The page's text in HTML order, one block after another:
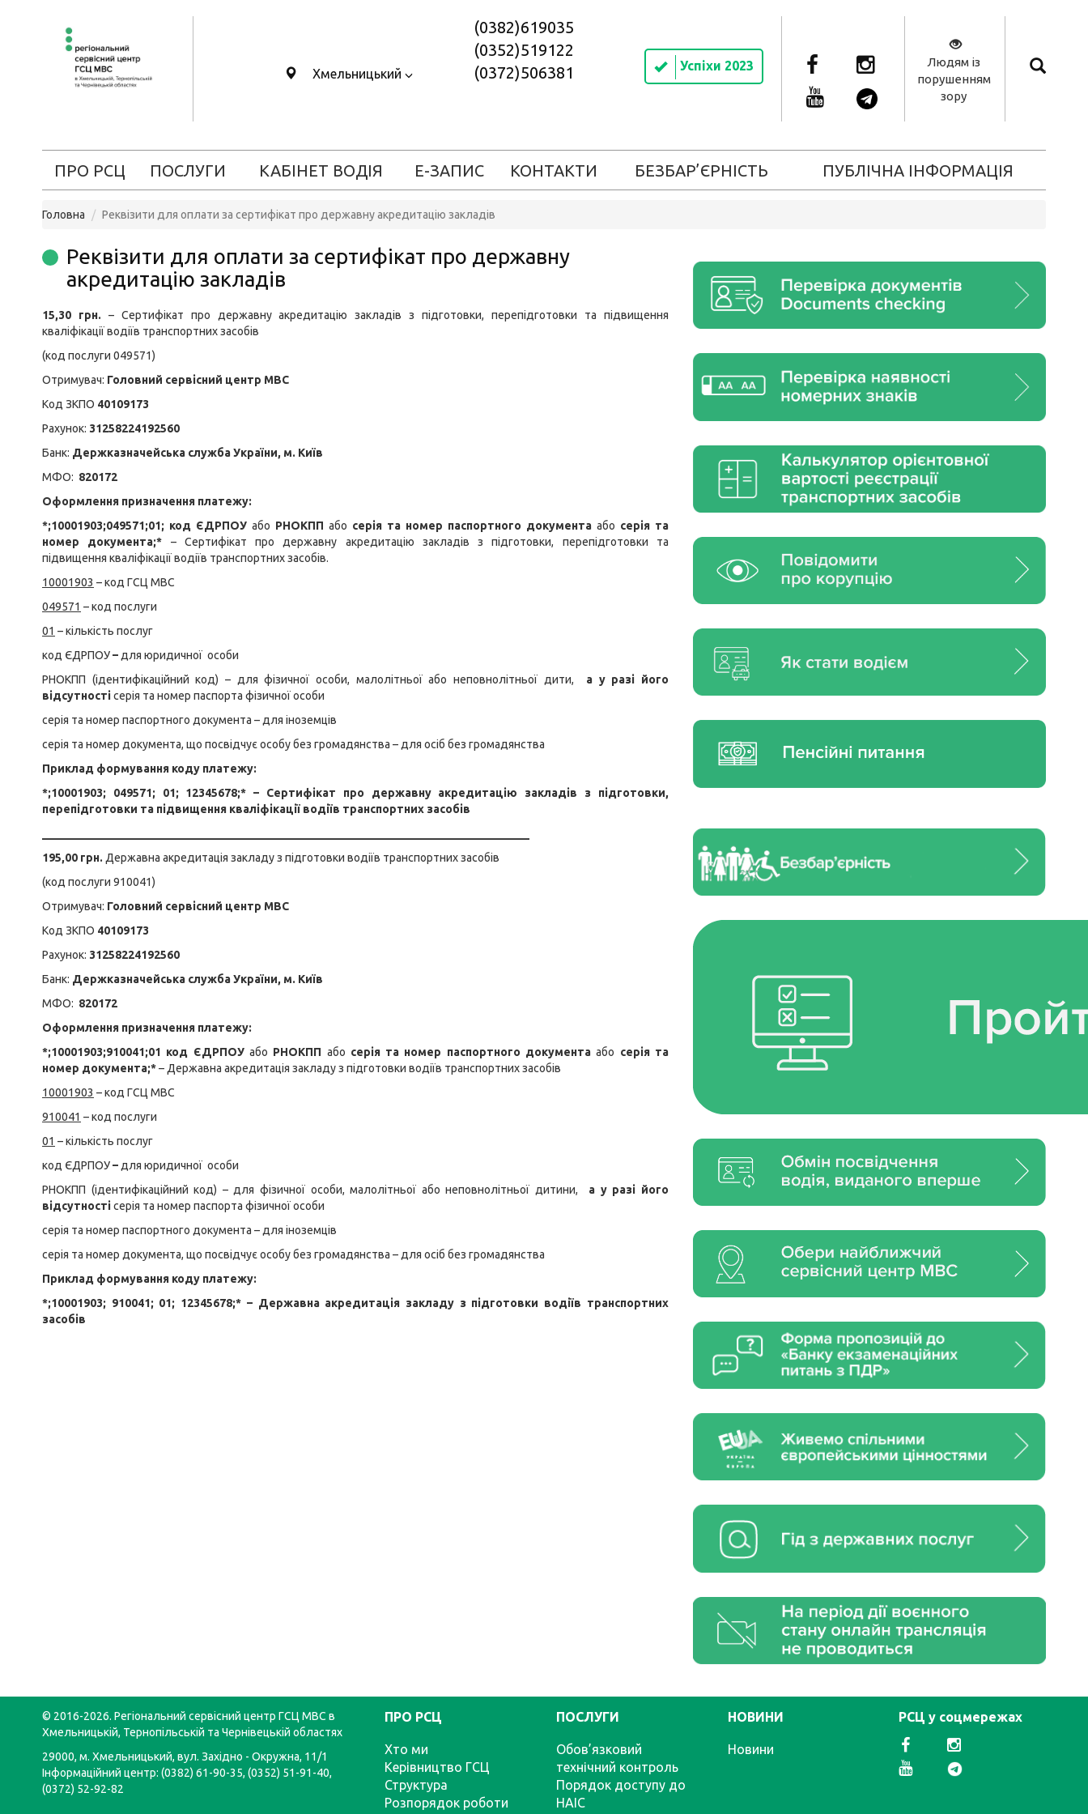
Хмельницький
(0382)619035
(0352)519122
(0372)506381
Успіхи 2023
Людям із
порушенням
зору
ПРО РСЦ ПОСЛУГИ КАБІНЕТ ВОДІЯ Е-ЗАПИС КОНТАКТИ БЕЗБАР’ЄРНІСТЬ ПУБЛІЧНА ІНФОРМАЦІЯ
Головна Реквізити для оплати за сертифікат про державну акредитацію закладів
Реквізити для оплати за сертифікат про державну
акредитацію закладів
15,30 грн. – Сертифікат про державну акредитацію закладів з підготовки, перепідготовки та підвищення
кваліфікації водіїв транспортних засобів
(код послуги 049571)
Отримувач: Головний сервісний центр МВС
Код ЗКПО 40109173
Рахунок: 31258224192560
Банк: Держказначейська служба України, м. Київ
МФО: 820172
Оформлення призначення платежу:
*;10001903;049571;01; код ЄДРПОУ або РНОКПП або серія та номер паспортного документаабо серія та
номер документа;* – Сертифікат про державну акредитацію закладів з підготовки, перепідготовки та
підвищення кваліфікації водіїв транспортних засобів.
10001903 – код ГСЦ МВС
049571 – код послуги
01 – кількість послуг
код ЄДРПОУ– для юридичної особи
РНОКПП (ідентифікаційний код) – для фізичної особи, малолітньої або неповнолітньої дити, а у разі його
відсутностісерія та номер паспорта фізичної особи
серія та номер паспортного документа – для іноземців
серія та номер документа, що посвідчує особу без громадянства – для осіб без громадянства
Приклад формування коду платежу:
*;10001903; 049571; 01; 12345678;* – Сертифікат про державну акредитацію закладів з підготовки,
перепідготовки та підвищення кваліфікації водіїв транспортних засобів
195,00 грн. Державна акредитація закладу з підготовки водіїв транспортних засобів
(код послуги 910041)
Отримувач: Головний сервісний центр МВС
Код ЗКПО 40109173
Рахунок: 31258224192560
Банк: Держказначейська служба України, м. Київ
МФО: 820172
Оформлення призначення платежу:
*;10001903;910041;01 код ЄДРПОУ або РНОКПП або серія та номер паспортного документаабо серія та
номер документа;*– Державна акредитація закладу з підготовки водіїв транспортних засобів
10001903 – код ГСЦ МВС
910041 – код послуги
01 – кількість послуг
код ЄДРПОУ– для юридичної особи
РНОКПП (ідентифікаційний код) – для фізичної особи, малолітньої або неповнолітньої дитини, а у разі його
відсутностісерія та номер паспорта фізичної особи
серія та номер паспортного документа – для іноземців
серія та номер документа, що посвідчує особу без громадянства – для осіб без громадянства
Приклад формування коду платежу:
*;10001903; 910041; 01; 12345678;* – Державна акредитація закладу з підготовки водіїв транспортних
засобів
© 2016-2026. Регіональний сервісний центр ГСЦ МВС в
Хмельницькій, Тернопільській та Чернівецькій областях
29000, м. Хмельницький, вул. Західно - Окружна, 11/1
Інформаційний центр: (0382) 61-90-35, (0352) 51-91-40,
(0372) 52-92-82
ПРО РСЦ
Хто ми
Керівництво ГСЦ
Структура
Розпорядок роботи
ПОСЛУГИ
Обов’язковий
технічний контроль
Порядок доступу до
НАІС
НОВИНИ
Новини
РСЦ у соцмережах